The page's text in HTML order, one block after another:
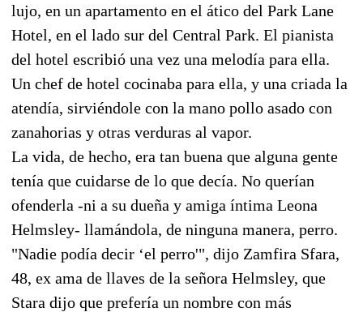
lujo, en un apartamento en el ático del Park Lane
Hotel, en el lado sur del Central Park. El pianista
del hotel escribió una vez una melodía para ella.
Un chef de hotel cocinaba para ella, y una criada la
atendía, sirviéndole con la mano pollo asado con
zanahorias y otras verduras al vapor.
La vida, de hecho, era tan buena que alguna gente
tenía que cuidarse de lo que decía. No querían
ofenderla -ni a su dueña y amiga íntima Leona
Helmsley- llamándola, de ninguna manera, perro.
"Nadie podía decir ‘el perro'", dijo Zamfira Sfara,
48, ex ama de llaves de la señora Helmsley, que
Stara dijo que prefería un nombre con más